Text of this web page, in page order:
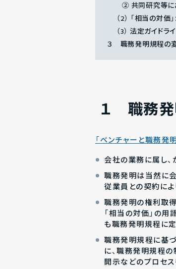
② 共同研究等に
（2） 「相当の対
（3） 法定ガイドラ
３ 職務発明規程の
１ 職務発
「ベンチャーと職務発
会社の業務に属し、
職務発明は当然に
従業員との契約によ
職務発明の権利取得
「相当の対価」の
も職務発明規程に定
職務発明規程に基
に、職務発明規程
開示などのプロセス